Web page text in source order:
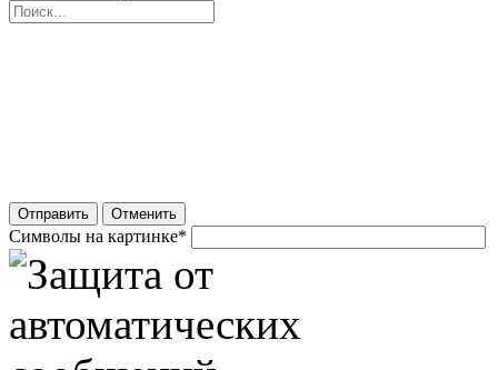
Отправить Отменить
Символы на картинке*